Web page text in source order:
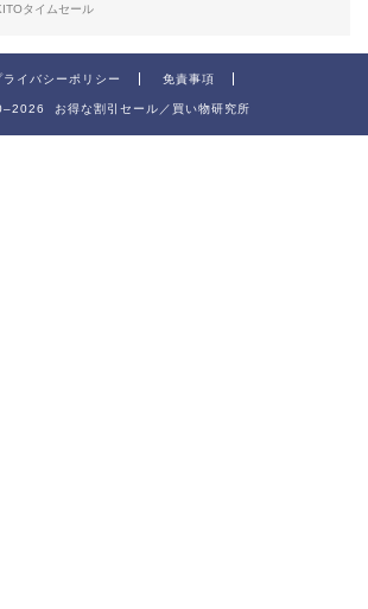
タイムセール
ライバシーポリシー 免責事項
お得な割引セール／買い物研究所